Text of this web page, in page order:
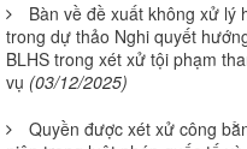
Bàn về đề xuất không xử lý
trong dự thảo Nghi quyết
BLHS trong xét xử tội phạm
vụ (03/12/2025)
Quyền được xét xử công